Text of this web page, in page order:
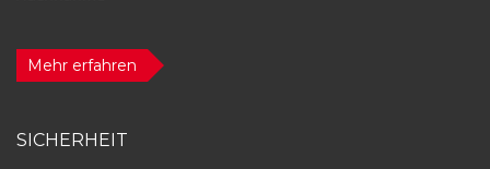
Mehr erfahren
SICHERHEIT